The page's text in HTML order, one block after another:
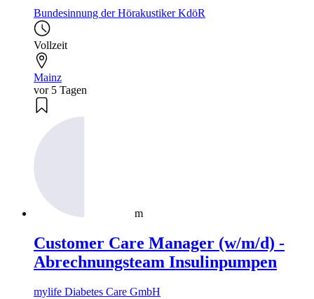
Bundesinnung der Hörakustiker KdöR
Vollzeit
Mainz
vor 5 Tagen
m
Customer Care Manager (w/m/d) -
Abrechnungsteam Insulinpumpen
mylife Diabetes Care GmbH